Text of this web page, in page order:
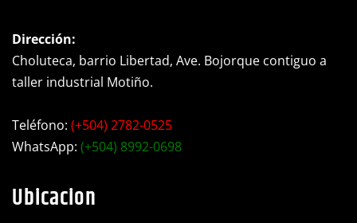
Dirección:
Choluteca, barrio Libertad, Ave. Bojorque contiguo a
taller industrial Motiño.
Teléfono: (+504) 2782-0525
WhatsApp: (+504) 8992-0698
Ubicacion